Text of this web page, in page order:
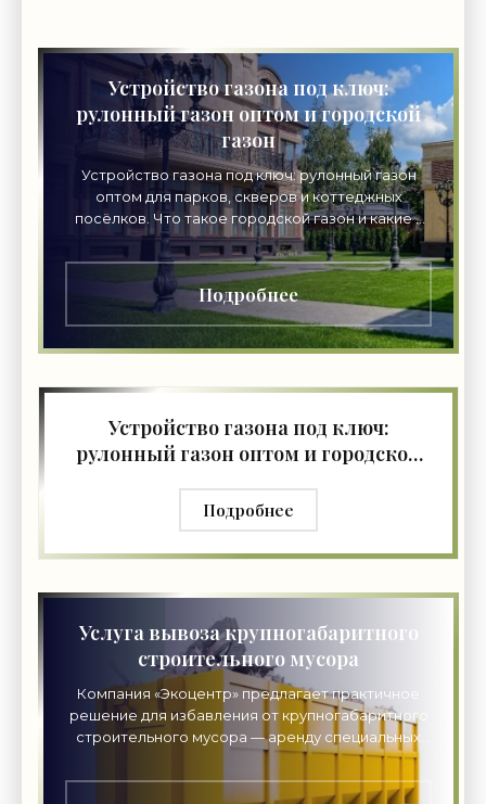
Устройство газона под ключ:
рулонный газон оптом и городской
газон
Устройство газона под ключ: рулонный газон
оптом для парков, скверов и коттеджных
посёлков. Что такое городской газон и какие у
него требования. Этапы профессиональной
укладки, цены на
Подробнее
Устройство газона под ключ:
рулонный газон оптом и городской
Подробнее
Услуга вывоза крупногабаритного
строительного мусора
Компания «Экоцентр» предлагает практичное
решение для избавления от крупногабаритного
строительного мусора — аренду специальных
контейнеров. Наши эксперты помогут
подобрать подходящий